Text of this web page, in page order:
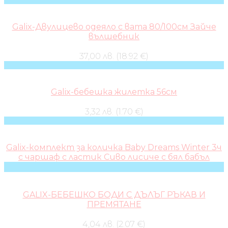
Galix-Двулицево одеяло с вата 80/100см Зайче
вълшебник
37,00 лв. (18.92 €)
Galix-бебешка жилетка 56см
3,32 лв. (1.70 €)
Galix-комплект за количка Baby Dreams Winter 3ч
с чаршаф с ластик Сиво лисиче с бял бабъл
GALIX-БЕБЕШКО БОДИ С ДЪЛЪГ РЪКАВ И
ПРЕМЯТАНЕ
4,04 лв. (2.07 €)